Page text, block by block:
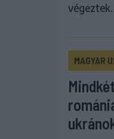
végeztek.
MAGYAR